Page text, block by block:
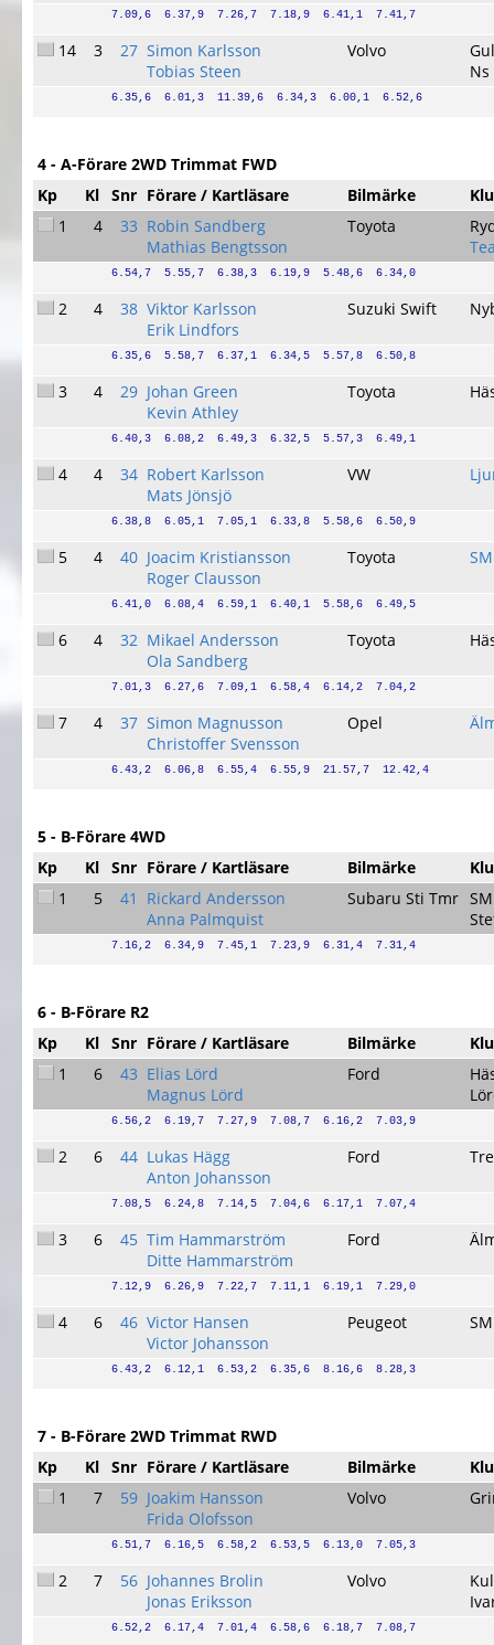
7.09,6  6.37,9  7.26,7  7.18,9  6.41,1  7.41,7
14 3 27 Simon Karlsson
Tobias Steen
Volvo
6.35,6  6.01,3  11.39,6  6.34,3  6.00,1  6.52,6
4 - A-Förare 2WD Trimmat FWD
Kp
Kl Snr Förare / Kartläsare Bilmärke
1
4 33 Robin Sandberg
Mathias Bengtsson
Toyota
6.54,7  5.55,7  6.38,3  6.19,9  5.48,6  6.34,0
2 4 38 Viktor Karlsson
Erik Lindfors
Suzuki Swift
6.35,6  5.58,7  6.37,1  6.34,5  5.57,8  6.50,8
3 4 29 Johan Green
Kevin Athley
Toyota
6.40,3  6.08,2  6.49,3  6.32,5  5.57,3  6.49,1
4 4 34 Robert Karlsson
Mats Jönsjö
VW
6.38,8  6.05,1  7.05,1  6.33,8  5.58,6  6.50,9
5 4 40 Joacim Kristiansson
Roger Clausson
Toyota
6.41,0  6.08,4  6.59,1  6.40,1  5.58,6  6.49,5
6 4 32 Mikael Andersson
Ola Sandberg
Toyota
7.01,3  6.27,6  7.09,1  6.58,4  6.14,2  7.04,2
7 4 37 Simon Magnusson
Christoffer Svensson
Opel
6.43,2  6.06,8  6.55,4  6.55,9  21.57,7  12.42,4
5 - B-Förare 4WD
Kp
Kl Snr Förare / Kartläsare Bilmärke
1
5 41
Rickard Andersson
Anna Palmquist
Subaru Sti Tmr
7.16,2  6.34,9  7.45,1  7.23,9  6.31,4  7.31,4
6 - B-Förare R2
Kp
Kl Snr Förare / Kartläsare Bilmärke
1
6 43 Elias Lörd
Magnus Lörd
Ford
6.56,2  6.19,7  7.27,9  7.08,7  6.16,2  7.03,9
2 6 44 Lukas Hägg
Anton Johansson
Ford
7.08,5  6.24,8  7.14,5  7.04,6  6.17,1  7.07,4
3 6 45 Tim Hammarström
Ditte Hammarström
Ford
7.12,9  6.26,9  7.22,7  7.11,1  6.19,1  7.29,0
4 6 46 Victor Hansen
Victor Johansson
Peugeot
6.43,2  6.12,1  6.53,2  6.35,6  8.16,6  8.28,3
7 - B-Förare 2WD Trimmat RWD
Kp
Kl Snr Förare / Kartläsare Bilmärke
1
7 59 Joakim Hansson
Frida Olofsson
Volvo
6.51,7  6.16,5  6.58,2  6.53,5  6.13,0  7.05,3
2 7 56 Johannes Brolin
Jonas Eriksson
Volvo
6.52,2  6.17,4  7.01,4  6.58,6  6.18,7  7.08,7